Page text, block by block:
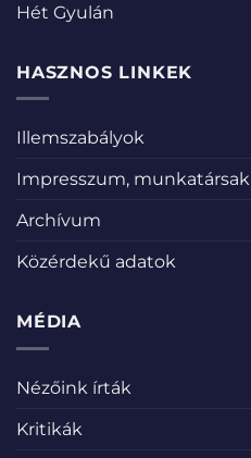
Hét Gyulán
HASZNOS LINKEK
Illemszabályok
Impresszum, munkatársak
Archívum
Közérdekű adatok
MÉDIA
Nézőink írták
Kritikák